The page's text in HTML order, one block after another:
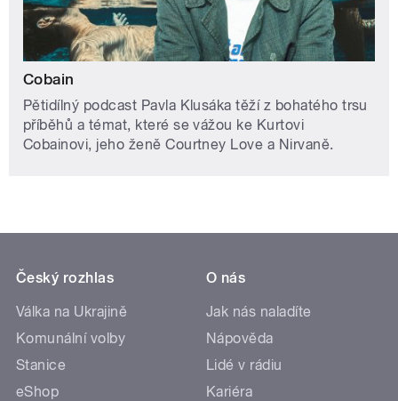
Cobain
Pětidílný podcast Pavla Klusáka těží z bohatého trsu
příběhů a témat, které se vážou ke Kurtovi
Cobainovi, jeho ženě Courtney Love a Nirvaně.
Český rozhlas
Válka na Ukrajině
Komunální volby
Stanice
eShop
O nás
Jak nás naladíte
Nápověda
Lidé v rádiu
Kariéra